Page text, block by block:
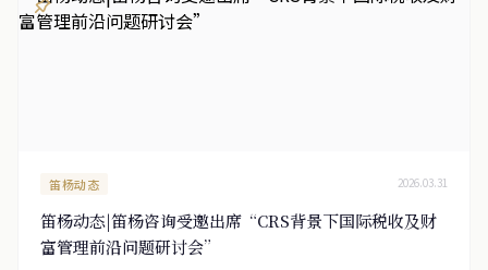
笛杨动态 2026.03.31
笛杨动态|笛杨咨询受邀出席“CRS背景下国际税收及财
富管理前沿问题研讨会”